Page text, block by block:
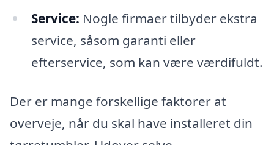
Service: Nogle firmaer tilbyder ekstra
service, såsom garanti eller
efterservice, som kan være værdifuldt.
Der er mange forskellige faktorer at
overveje, når du skal have installeret din